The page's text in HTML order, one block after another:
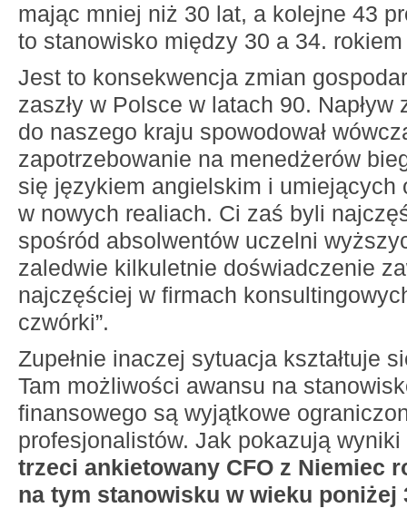
mając mniej niż 30 lat, a kolejne 43
to stanowisko między 30 a 34.
Jest to konsekwencja zmian
zaszły w Polsce w latach 90. Napływ
do naszego kraju spowodował
zapotrzebowanie na menedżerów
się językiem angielskim i umiejących
w nowych realiach. Ci zaś byli
spośród absolwentów uczelni
zaledwie kilkuletnie doświadczenie
najczęściej w firmach
czwórki”.
Zupełnie inaczej sytuacja kształtuje
Tam możliwości awansu na
finansowego są wyjątkowe
profesjonalistów. Jak pokazują
trzeci ankietowany CFO z Niemiec
na tym stanowisku w wieku poniżej